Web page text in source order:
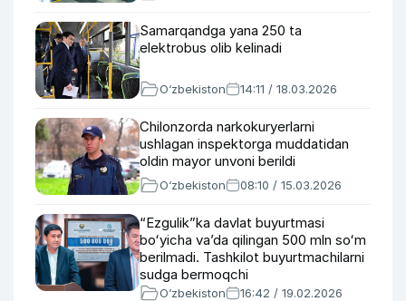
Samarqandga yana 250 ta
elektrobus olib kelinadi
O‘zbekiston 14:11 / 18.03.2026
Chilonzorda narkokuryerlarni
ushlagan inspektorga muddatidan
oldin mayor unvoni berildi
O‘zbekiston 08:10 / 15.03.2026
“Ezgulik”ka davlat buyurtmasi
boʻyicha vaʼda qilingan 500 mln soʻm
berilmadi. Tashkilot buyurtmachilarni
sudga bermoqchi
O‘zbekiston 16:42 / 19.02.2026